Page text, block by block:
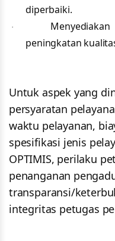
diperbaiki.
·
peningkatan
Untuk aspek yang
persyaratan
waktu pelayanan,
spesifikasi jenis
OPTIMIS, perilaku
penanganan
transparansi/
integritas petugas